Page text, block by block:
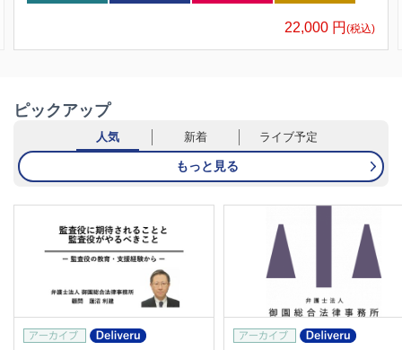
22,000 円(税込)
ピックアップ
人気 新着 ライブ予定
もっと見る